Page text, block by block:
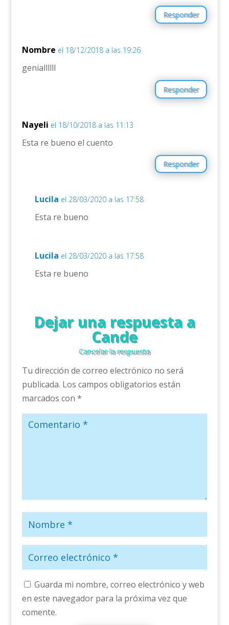
Responder
Nombre el 18/12/2018 a las 19:26
geniallllll
Responder
Nayeli el 18/10/2018 a las 11:13
Esta re bueno el cuento
Responder
Lucila el 28/03/2020 a las 17:58
Esta re bueno
Lucila el 28/03/2020 a las 17:58
Esta re bueno
Dejar una respuesta a
Cande
Cancelar la respuesta
Tu dirección de correo electrónico no será
publicada. Los campos obligatorios están
marcados con *
Guarda mi nombre, correo electrónico y web
en este navegador para la próxima vez que
comente.